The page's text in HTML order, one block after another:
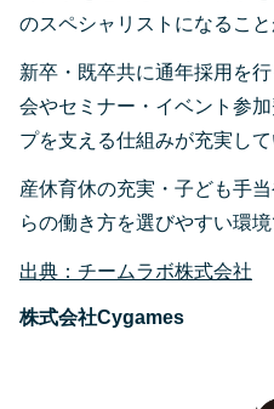
のスペシャリストになること
新卒・既卒共に通年採用を
会やセミナー・イベント参
プを支える仕組みが充実して
産休育休の充実・子ども手
らの働き方を選びやすい環境
出典：チームラボ株式会社
株式会社Cygames